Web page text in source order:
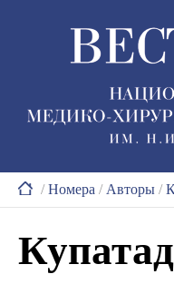
/Номера / Авторы /